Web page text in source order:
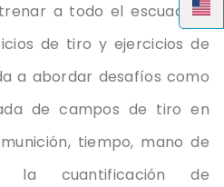
a todo el escuadrón
de tiro y ejercicios de
a abordar desafíos como
de campos de tiro en
tiempo, mano de
la cuantificación de